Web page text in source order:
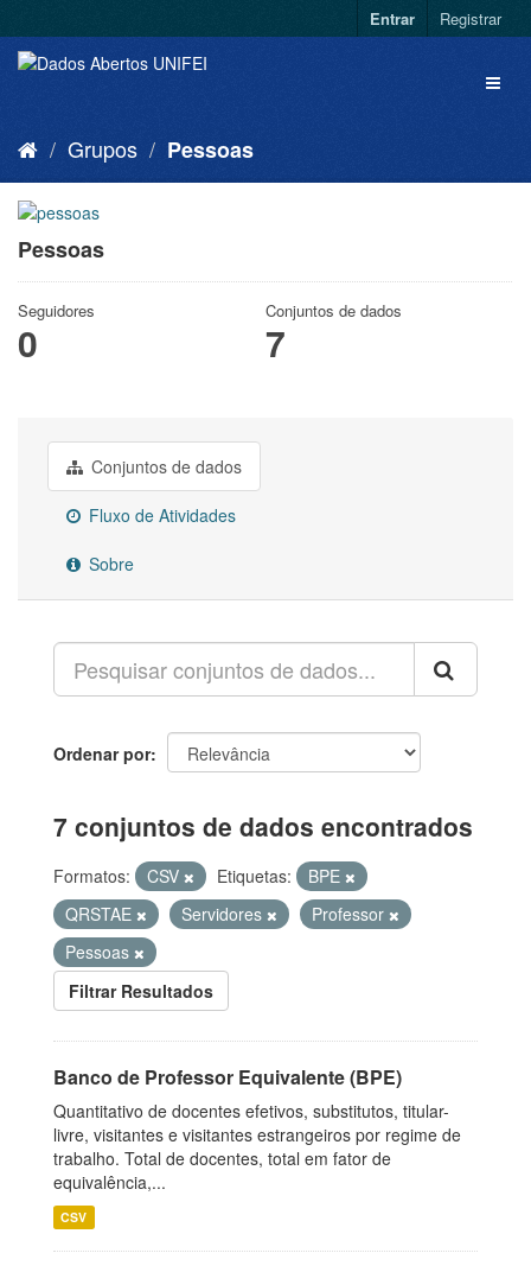
Entrar Registrar
Grupos Pessoas
Pessoas
Seguidores
0
Conjuntos de dados
7
Conjuntos de dados
Fluxo de Atividades
Sobre
Ordenar por
7 conjuntos de dados encontrados
Formatos: CSV Etiquetas:
BPE
QRSTAE
Servidores
Professor
Pessoas
Filtrar Resultados
Banco de Professor Equivalente (BPE)
Quantitativo de docentes efetivos, substitutos, titular-
livre, visitantes e visitantes estrangeiros por regime de
trabalho. Total de docentes, total em fator de
equivalência,...
CSV